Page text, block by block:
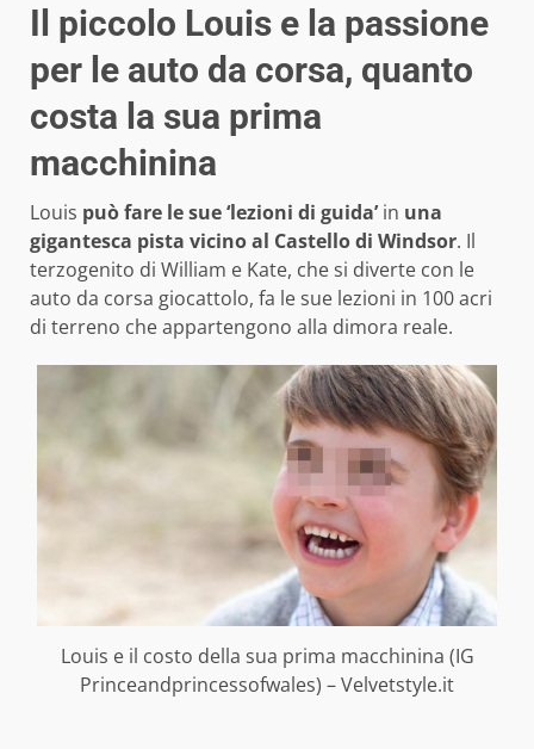
Il piccolo Louis e la passione
per le auto da corsa, quanto
costa la sua prima
macchinina
Louis può fare le sue ‘lezioni di guida’in una
gigantesca pista vicino al Castello di Windsor. Il
terzogenito di William e Kate, che si diverte con le
auto da corsa giocattolo, fa le sue lezioni in 100 acri
di terreno che appartengono alla dimora reale.
Louis e il costo della sua prima macchinina (IG
Princeandprincessofwales) – Velvetstyle.it